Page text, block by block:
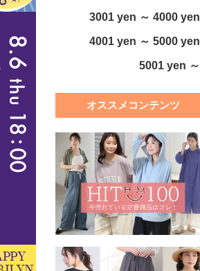
3001 yen ～ 4000 yen
4001 yen ～ 5000 yen
5001 yen ～
オススメコンテンツ